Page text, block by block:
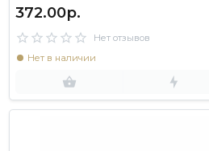
372.00р.
Нет отзывов
Нет в наличии